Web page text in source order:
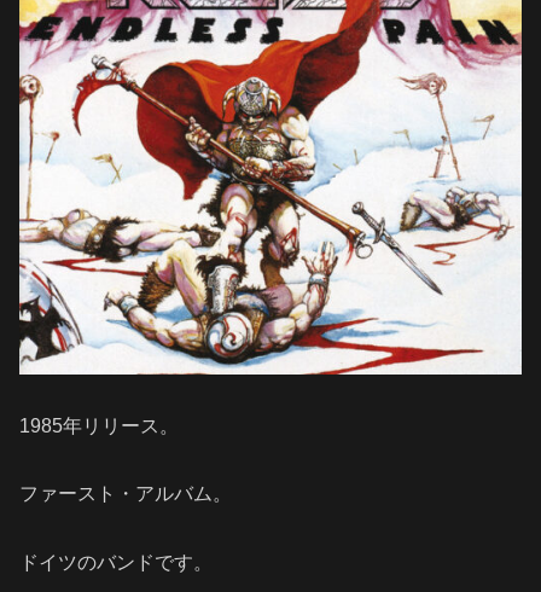
1985年リリース。
ファースト・アルバム。
ドイツのバンドです。